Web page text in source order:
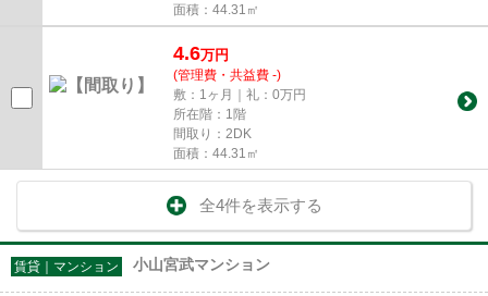
面積：44.31㎡
4.6万円
(管理費・共益費 -)
敷：1ヶ月｜礼：0万円
所在階：1階
間取り：2DK
面積：44.31㎡
全4件を表示する
賃貸｜マンション 小山宮武マンション